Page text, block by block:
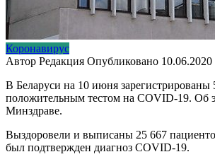
Коронавирус
Автор Редакция Опубликовано 10.06.2020
В Беларуси на 10 июня зарегистрированы
положительным тестом на COVID-19. Об
Минздраве.
Выздоровели и выписаны 25 667
был подтвержден диагноз COVID-19.